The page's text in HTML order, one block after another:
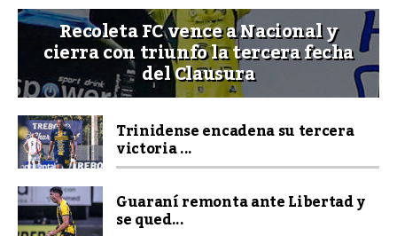
Recoleta FC vence a Nacional y
cierra con triunfo la tercera fecha
del Clausura
Trinidense encadena su tercera
victoria ...
Guaraní remonta ante Libertad y
se qued...